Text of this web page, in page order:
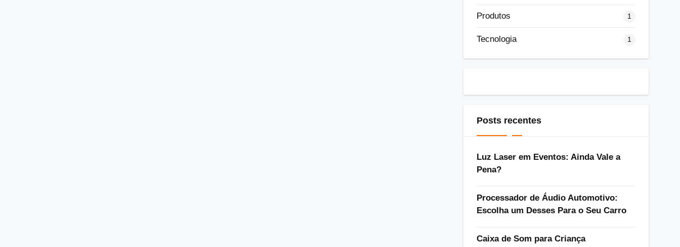
Produtos 1
Tecnologia 1
Posts recentes
Luz Laser em Eventos: Ainda Vale a
Pena?
Processador de Áudio Automotivo:
Escolha um Desses Para o Seu Carro
Caixa de Som para Criança